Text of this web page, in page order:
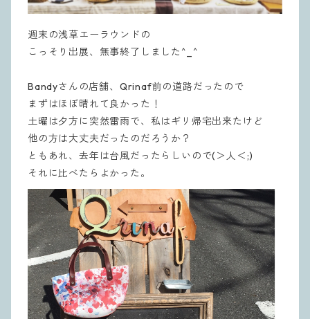
週末の浅草エーラウンドの
こっそり出展、無事終了しました^_^
Bandyさんの店舗、Qrinaf前の道路だったので
まずはほぼ晴れて良かった！
土曜は夕方に突然雷雨で、私はギリ帰宅出来たけど
他の方は大丈夫だったのだろうか？
ともあれ、去年は台風だったらしいので(＞人＜;)
それに比べたらよかった。